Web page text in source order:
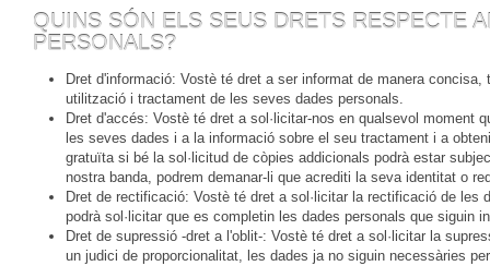
QUINS SÓN ELS SEUS DRETS RESPECTE
PERSONALS?
Dret d'informació: Vostè té dret a ser informat de manera
utilització i tractament de les seves dades personals.
Dret d'accés: Vostè té dret a sol·licitar-nos en qualsevol
les seves dades i a la informació sobre el seu tractament i a
gratuïta si bé la sol·licitud de còpies addicionals podrà estar
nostra banda, podrem demanar-li que acrediti la seva identitat o
Dret de rectificació: Vostè té dret a sol·licitar la rectificació de
podrà sol·licitar que es completin les dades personals que
Dret de supressió -dret a l'oblit-: Vostè té dret a sol·licitar la
un judici de proporcionalitat, les dades ja no siguin necessàries